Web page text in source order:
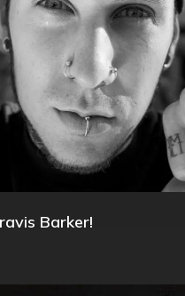
Barker!